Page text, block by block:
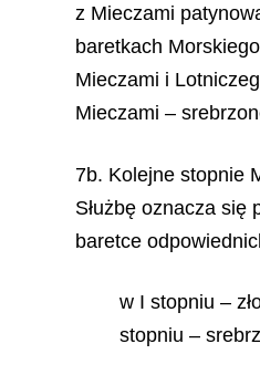
z Mieczami
baretkach
Mieczami i
Mieczami –
7b. Kolejne stopnie
Służbę oznacza się
baretce
w I stopniu –
stopniu –